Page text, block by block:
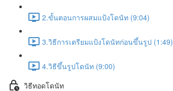
2.ขั้นตอนการผสมแป้งโดนัท (9:04)
3.วิธีการเตรียมแป้งโดนัทก่อนขึ้นรูป (1:49)
4.วิธีขึ้นรูปโดนัท (9:00)
วิธีทอดโดนัท